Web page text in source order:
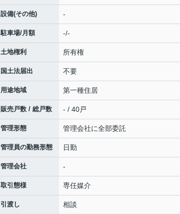
設備(その他) -
駐車場/月額 -/-
土地権利 所有権
国土法届出 不要
用途地域 第一種住居
販売戸数 / 総戸数 - / 40戸
管理形態 管理会社に全部委託
管理員の勤務形態 日勤
管理会社 -
取引態様 専任媒介
引渡し 相談